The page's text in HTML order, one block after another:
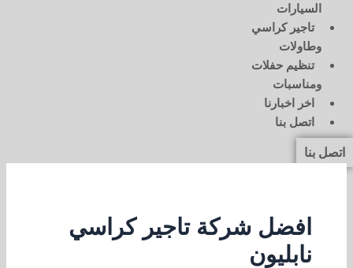
السيارات
تاجير كراسي
وطاولات
تنظيم حفلات
ومناسبات
اخر اخبارنا
اتصل بنا
اتصل بنا
افضل شركة تاجير كراسي
نابليون